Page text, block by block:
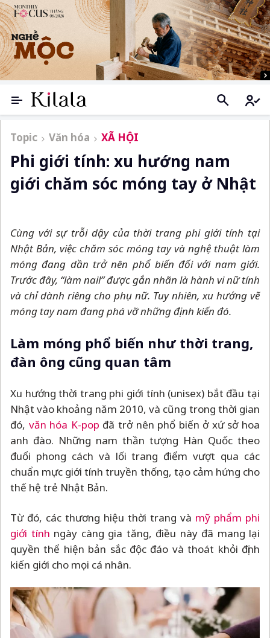
Topic Văn hóa XÃ HỘI
Phi giới tính: xu hướng nam
giới chăm sóc móng tay ở Nhật
Cùng với sự trỗi dậy của thời trang phi giới tính tại
Nhật Bản, việc chăm sóc móng tay và nghệ thuật làm
móng đang dần trở nên phổ biến đối với nam giới.
Trước đây, “làm nail” được gắn nhãn là hành vi nữ tính
và chỉ dành riêng cho phụ nữ. Tuy nhiên, xu hướng vẽ
móng tay nam đang phá vỡ những định kiến đó.
Làm móng phổ biến như thời trang,
đàn ông cũng quan tâm
Xu hướng thời trang phi giới tính (unisex) bắt đầu tại
Nhật vào khoảng năm 2010, và cũng trong thời gian
đó, văn hóa K-pop đã trở nên phổ biến ở xứ sở hoa
anh đào. Những nam thần tượng Hàn Quốc theo
đuổi phong cách và lối trang điểm vượt qua các
chuẩn mực giới tính truyền thống, tạo cảm hứng cho
thế hệ trẻ Nhật Bản.
Từ đó, các thương hiệu thời trang và mỹ phẩm phi
giới tính ngày càng gia tăng, điều này đã mang lại
quyền thể hiện bản sắc độc đáo và thoát khỏi định
kiến giới cho mọi cá nhân.